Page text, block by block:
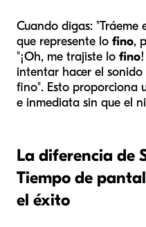
Cuando digas: "Tráeme
que represente lo fino,
"¡Oh, me trajiste lo fino
intentar hacer el
fino". Esto proporciona
e inmediata sin que el
La diferencia de
Tiempo de
el éxito